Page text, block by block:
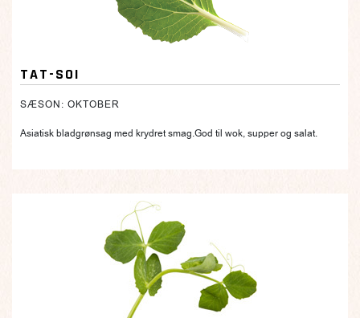
TAT-SOI
SÆSON: OKTOBER
Asiatisk bladgrønsag med krydret smag.God til wok, supper og salat.